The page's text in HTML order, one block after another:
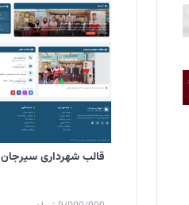
قالب شهرداری سیرجان ۱۴۰۳